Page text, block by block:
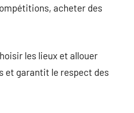
acheter des
les lieux et allouer
et garantit le respect des